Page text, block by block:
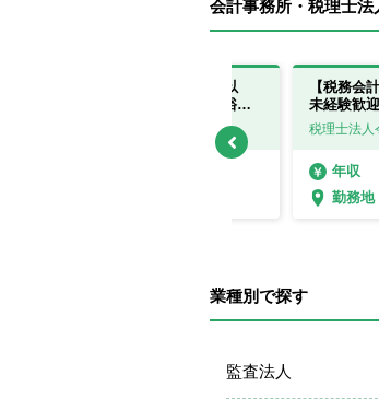
会計事務所・税理士法
【税理士有資格者】残業月10時間以
下！在宅・時短可！中小企業と富裕層
【税務会
未経験歓
方
税理士法人
年収
勤務地
業種別で探す
監査法人